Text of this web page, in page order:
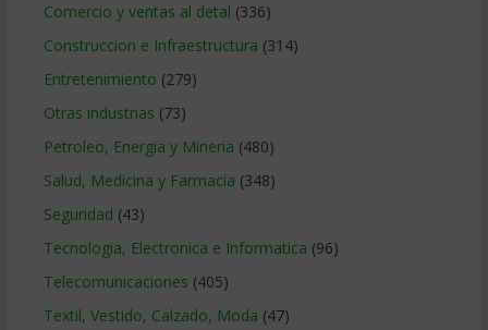
Comercio y ventas al detal (336)
Construccion e Infraestructura (314)
Entretenimiento (279)
Otras industrias (73)
Petroleo, Energia y Mineria (480)
Salud, Medicina y Farmacia (348)
Seguridad (43)
Tecnologia, Electronica e Informatica (96)
Telecomunicaciones (405)
Textil, Vestido, Calzado, Moda (47)